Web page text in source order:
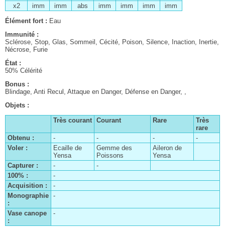
x2 imm imm abs imm imm imm
imm
Élément fort : Eau
Immunité :
Sclérose, Stop, Glas, Sommeil, Cécité, Poison, Silence, Inaction, Inertie,
Nécrose, Furie
État :
50% Célérité
Bonus :
Blindage, Anti Recul, Attaque en Danger, Défense en Danger, ,
Objets :
Très courant Courant Rare
Très
rare
Obtenu :
- - -
-
Voler :
Ecaille de
Yensa
Gemme des
Poissons
Aileron de
Yensa
Capturer :
-
-
100% :
-
Acquisition :
-
Monographie
:
-
Vase canope
:
-
Chapitre I
Le clan Centurio
Les contrats
Le patient dalmascan
Anne et ses soeurs
Les Éons
L'affaire du Pampa disparu
La route des vins
Le Géodragon